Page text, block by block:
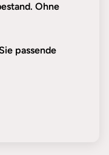
Ohne
passende